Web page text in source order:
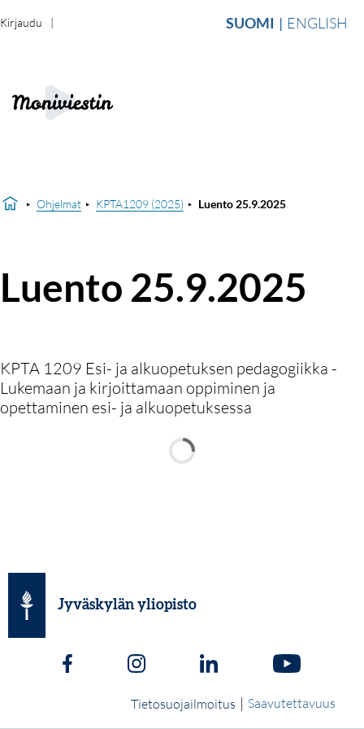
SUOMI ENGLISH
Kirjaudu
Ohjelmat KPTA1209 (2025) Luento 25.9.2025
Luento 25.9.2025
KPTA 1209 Esi- ja alkuopetuksen pedagogiikka -
Lukemaan ja kirjoittamaan oppiminen ja
opettaminen esi- ja alkuopetuksessa
Jyväskylän yliopisto
Tietosuojailmoitus | Saavutettavuus